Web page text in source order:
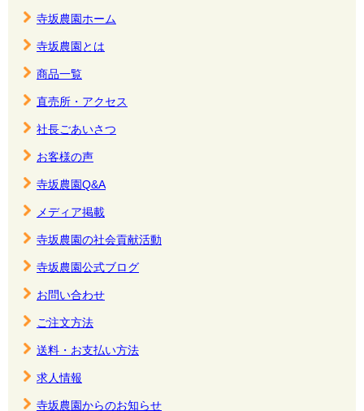
寺坂農園ホーム
寺坂農園とは
商品一覧
直売所・アクセス
社長ごあいさつ
お客様の声
寺坂農園Q&A
メディア掲載
寺坂農園の社会貢献活動
寺坂農園公式ブログ
お問い合わせ
ご注文方法
送料・お支払い方法
求人情報
寺坂農園からのお知らせ